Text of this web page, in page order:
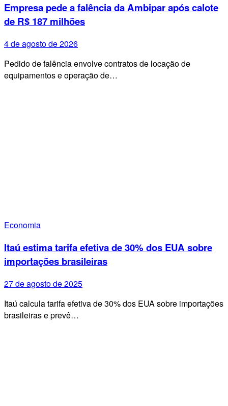
Empresa pede a falência da Ambipar após calote
de R$ 187 milhões
4 de agosto de 2026
Pedido de falência envolve contratos de locação de
equipamentos e operação de…
Economia
Itaú estima tarifa efetiva de 30% dos EUA sobre
importações brasileiras
27 de agosto de 2025
Itaú calcula tarifa efetiva de 30% dos EUA sobre importações
brasileiras e prevê…